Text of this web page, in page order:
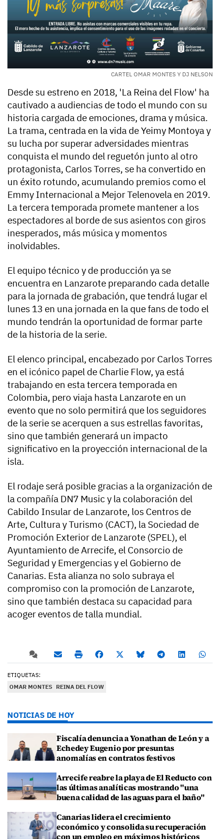
CARTEL OMAR MONTES Y DJ NELSON
Desde su estreno en 2018, 'La Reina del Flow' ha
cautivado a audiencias de todo el mundo con su
historia cargada de emociones, drama y música.
La trama, centrada en la vida de Yeimy Montoya y
su lucha por superar adversidades mientras
conquista el mundo del reguetón junto al otro
protagonista, Carlos Torres, se ha convertido en
un éxito rotundo, acumulando premios como el
Emmy Internacional a Mejor Telenovela en 2019.
La tercera temporada promete mantener a los
espectadores al borde de sus asientos con giros
inesperados, más música y momentos
inolvidables.
El equipo técnico y de producción ya se
encuentra en Lanzarote preparando cada detalle
para la jornada de grabación, que tendrá lugar el
lunes 13 en una jornada en la que fans de todo el
mundo tendrán la oportunidad de formar parte
de la historia de la serie.
El elenco principal, encabezado por Carlos Torres
en el icónico papel de Charlie Flow, ya está
trabajando en esta tercera temporada en
Colombia, pero viaja hasta Lanzarote en un
evento que no solo permitirá que los seguidores
de la serie se acerquen a sus estrellas favoritas,
sino que también generará un impacto
significativo en la proyección internacional de la
isla.
El rodaje será posible gracias a la organización de
la compañía DN7 Music y la colaboración del
Cabildo Insular de Lanzarote, los Centros de
Arte, Cultura y Turismo (CACT), la Sociedad de
Promoción Exterior de Lanzarote (SPEL), el
Ayuntamiento de Arrecife, el Consorcio de
Seguridad y Emergencias y el Gobierno de
Canarias. Esta alianza no solo subraya el
compromiso con la promoción de Lanzarote,
sino que también destaca su capacidad para
acoger eventos de talla mundial.
ETIQUETAS:
OMAR MONTES REINA DEL FLOW
NOTICIAS DE HOY
Fiscalía denuncia a Yonathan de León y a
Echedey Eugenio por presuntas
anomalías en contratos festivos
Arrecife reabre la playa de El Reducto con
las últimas analíticas mostrando "una
buena calidad de las aguas para el baño"
Canarias lidera el crecimiento
económico y consolida su recuperación
con un empleo en máximos históricos